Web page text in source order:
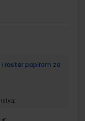
i raster papirom za